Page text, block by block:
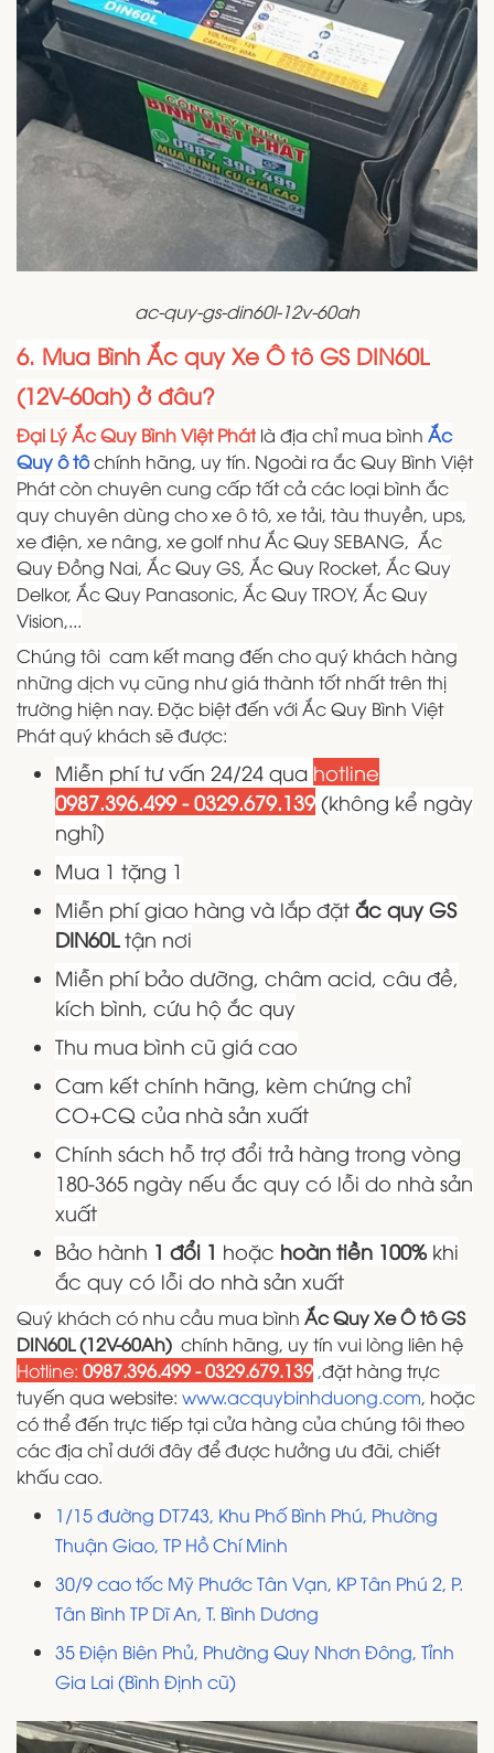
ac-quy-gs-din60l-12v-60ah
6. Mua Bình Ắc quy Xe Ô tô GS DIN60L
(12V-60ah) ở đâu?
Đại Lý Ắc Quy Bình Việt Phát là địa chỉ mua bình Ắc
Quy ô tôchính hãng, uy tín. Ngoài ra ắc Quy Bình Việt
Phát còn chuyên cung cấp tất cả các loại bình ắc
quy chuyên dùng cho xe ô tô, xe tải, tàu thuyền, ups,
xe điện, xe nâng, xe golf như Ắc Quy SEBANG, Ắc
Quy Đồng Nai, Ắc Quy GS, Ắc Quy Rocket, Ắc Quy
Delkor, Ắc Quy Panasonic, Ắc Quy TROY, Ắc Quy
Vision,...
Chúng tôi cam kết mang đến cho quý khách hàng
những dịch vụ cũng như giá thành tốt nhất trên thị
trường hiện nay. Đặc biệt đến với Ắc Quy Bình Việt
Phát quý khách sẽ được:
Miễn phí tư vấn 24/24 qua hotline
0987.396.499 - 0329.679.139 (không kể ngày
nghỉ)
Mua 1 tặng 1
Miễn phí giao hàng và lắp đặt ắc quy GS
DIN60L tận nơi
Miễn phí bảo dưỡng, châm acid, câu đề,
kích bình, cứu hộ ắc quy
Thu mua bình cũ giá cao
Cam kết chính hãng, kèm chứng chỉ
CO+CQ của nhà sản xuất
Chính sách hỗ trợ đổi trả hàng trong vòng
180-365 ngày nếu ắc quy có lỗi do nhà sản
xuất
Bảo hành 1 đổi 1 hoặc hoàn tiền 100% khi
ắc quy có lỗi do nhà sản xuất
Quý khách có nhu cầu mua bình Ắc Quy Xe Ô tô GS
DIN60L (12V-60Ah) chính hãng, uy tín vui lòng liên hệ
Hotline: 0987.396.499 - 0329.679.139 ,đặt hàng trực
tuyến qua website: www.acquybinhduong.com, hoặc
có thể đến trực tiếp tại cửa hàng của chúng tôi theo
các địa chỉ dưới đây để được hưởng ưu đãi, chiết
khấu cao.
1/15 đường DT743, Khu Phố Bình Phú, Phường
Thuận Giao, TP Hồ Chí Minh
30/9 cao tốc Mỹ Phước Tân Vạn, KP Tân Phú 2, P.
Tân Bình TP Dĩ An, T. Bình Dương
35 Điện Biên Phủ, Phường Quy Nhơn Đông, Tỉnh
Gia Lai (Bình Định cũ)